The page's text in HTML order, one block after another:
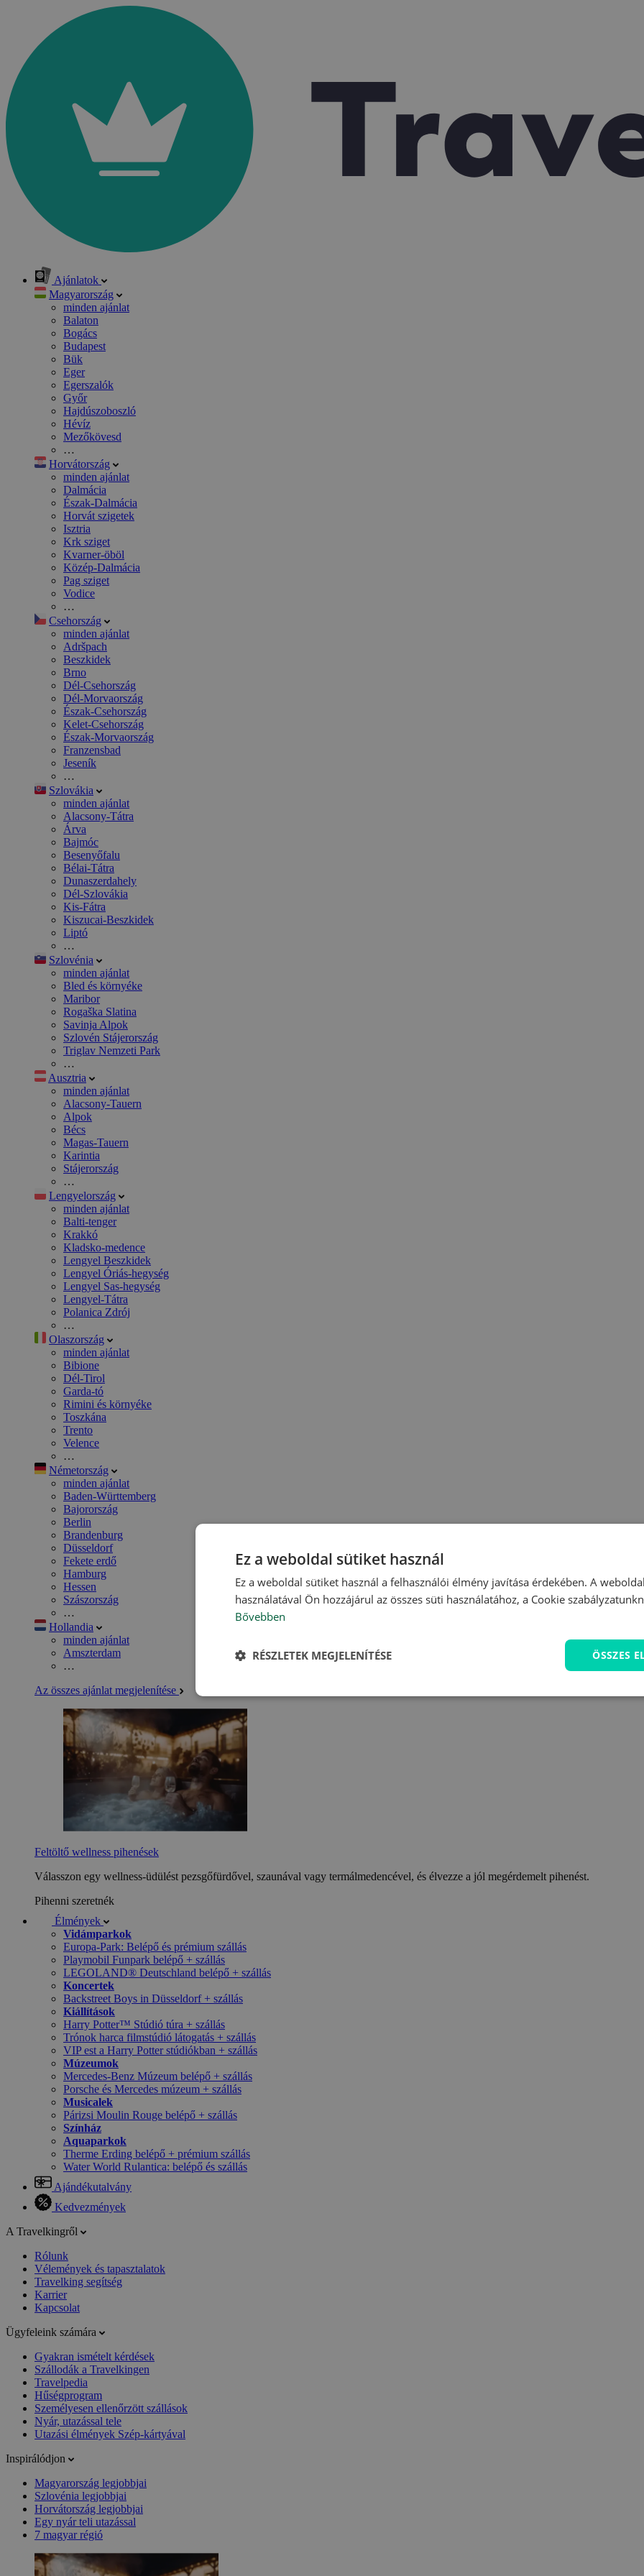
Ajánlatok
Magyarország
minden ajánlat
Balaton
Bogács
Budapest
Bük
Eger
Egerszalók
Győr
Hajdúszoboszló
Hévíz
Mezőkövesd
…
Horvátország
minden ajánlat
Dalmácia
Észak-Dalmácia
Horvát szigetek
Isztria
Krk sziget
Kvarner-öböl
Közép-Dalmácia
Pag sziget
Vodice
…
Csehország
minden ajánlat
Adršpach
Beszkidek
Brno
Dél-Csehország
Dél-Morvaország
Észak-Csehország
Kelet-Csehország
Észak-Morvaország
Franzensbad
Jeseník
…
Szlovákia
minden ajánlat
Alacsony-Tátra
Árva
Bajmóc
Besenyőfalu
Bélai-Tátra
Dunaszerdahely
Dél-Szlovákia
Kis-Fátra
Kiszucai-Beszkidek
Liptó
…
Szlovénia
minden ajánlat
Bled és környéke
Maribor
Rogaška Slatina
Savinja Alpok
Szlovén Stájerország
Triglav Nemzeti Park
…
Ausztria
minden ajánlat
Alacsony-Tauern
Alpok
Bécs
Magas-Tauern
Karintia
Stájerország
…
Lengyelország
minden ajánlat
Balti-tenger
Krakkó
Kladsko-medence
Lengyel Beszkidek
Lengyel Óriás-hegység
Lengyel Sas-hegység
Lengyel-Tátra
Polanica Zdrój
…
Olaszország
minden ajánlat
Bibione
Dél-Tirol
Garda-tó
Rimini és környéke
Toszkána
Trento
Velence
…
Németország
minden ajánlat
Baden-Württemberg
Bajorország
Berlin
Brandenburg
Düsseldorf
Fekete erdő
Hamburg
Hessen
Szászország
…
Hollandia
minden ajánlat
Amszterdam
…
Az összes ajánlat megjelenítése
Feltöltő wellness pihenések
Válasszon egy wellness-üdülést pezsgőfürdővel, szaunával vagy termálmedencével, és élvezze a jól megérdemelt pihenést.
Pihenni szeretnék
Élmények
Vidámparkok
Europa-Park: Belépő és prémium szállás
Playmobil Funpark belépő + szállás
LEGOLAND® Deutschland belépő + szállás
Koncertek
Backstreet Boys in Düsseldorf + szállás
Kiállítások
Harry Potter™ Stúdió túra + szállás
Trónok harca filmstúdió látogatás + szállás
VIP est a Harry Potter stúdiókban + szállás
Múzeumok
Mercedes-Benz Múzeum belépő + szállás
Porsche és Mercedes múzeum + szállás
Musicalek
Párizsi Moulin Rouge belépő + szállás
Színház
Aquaparkok
Therme Erding belépő + prémium szállás
Water World Rulantica: belépő és szállás
Ajándékutalvány
Kedvezmények
A Travelkingről
Rólunk
Vélemények és tapasztalatok
Travelking segítség
Karrier
Kapcsolat
Ügyfeleink számára
Gyakran ismételt kérdések
Szállodák a Travelkingen
Travelpedia
Hűségprogram
Személyesen ellenőrzött szállások
Nyár, utazással tele
Utazási élmények Szép-kártyával
Inspirálódjon
Magyarország legjobbjai
Szlovénia legjobbjai
Horvátország legjobbjai
Egy nyár teli utazással
7 magyar régió
Ez a weboldal sütiket használ
Ez a weboldal sütiket használ a felhasználói élmény javítása érdekében. A
használatával Ön hozzájárul az összes süti használatához, a Cookie
Bővebben
ÖSSZES
RÉSZLETEK MEGJELENÍTÉSE